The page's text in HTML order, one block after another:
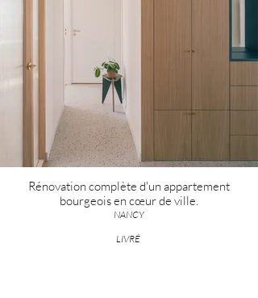
Rénovation complète d'un appartement
bourgeois en cœur de ville.
NANCY
LIVRÉ